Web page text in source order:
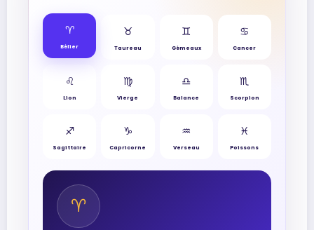
♈︎
Bélier
♉︎
Taureau
♊︎
Gémeaux
♋︎
Cancer
♌︎
Lion
♍︎
Vierge
♎︎
Balance
♏︎
Scorpion
♐︎
Sagittaire
♑︎
Capricorne
♒︎
Verseau
♓︎
Poissons
♈︎